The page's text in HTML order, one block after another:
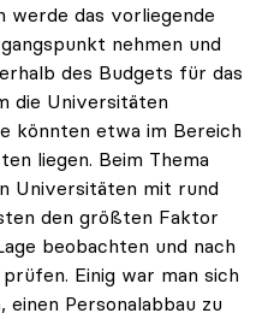
werde das vorliegende
nehmen und
des Budgets für das
die Universitäten
könnten etwa im Bereich
liegen. Beim Thema
Universitäten mit rund
den größten Faktor
beobachten und nach
Einig war man sich
einen Personalabbau zu